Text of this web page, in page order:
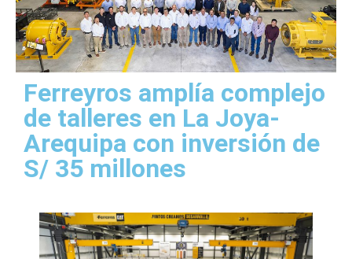
Ferreyros amplía complejo
de talleres en La Joya-
Arequipa con inversión de
S/ 35 millones